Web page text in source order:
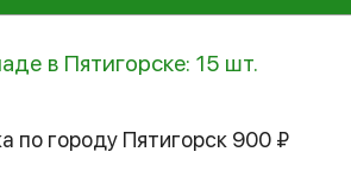
в Пятигорске: 15 шт.
по городу Пятигорск 900 ₽